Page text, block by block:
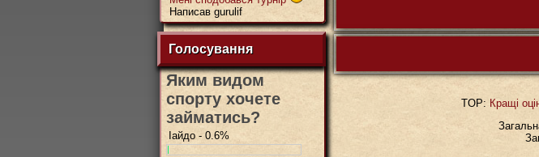
Написав gurulif
Голосування
Яким видом
спорту хочете
займатись?
Іайдо - 0.6%
TOP: Кращі